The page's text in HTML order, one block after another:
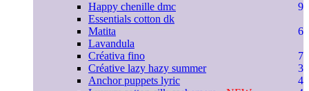
Happy chenille dmc
9
Essentials cotton dk
Matita
6
Lavandula
Créativa fino
7
Créative lazy hazy summer
3
Anchor puppets lyric
4